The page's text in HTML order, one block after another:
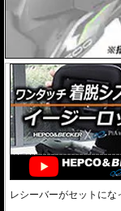
レシーバーがセットに